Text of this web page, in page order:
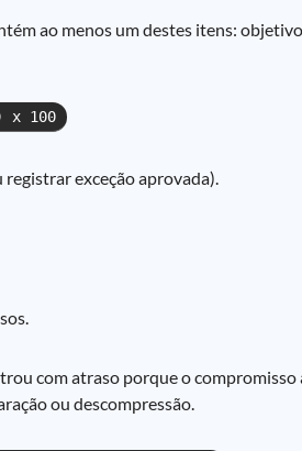
ao menos um destes itens:
x 100
exceção aprovada).
com atraso porque o
ou descompressão.